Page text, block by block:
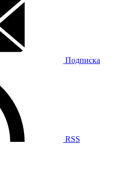
Подписка
RSS